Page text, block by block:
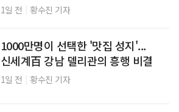
1일 전 황수진 기자
1000만명이 선택한 '맛집 성지'...
신세계百 강남 델리관의 흥행 비결
1일 전 황수진 기자